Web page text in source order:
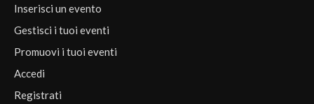
Inserisci un evento
Gestisci i tuoi eventi
Promuovi i tuoi eventi
Accedi
Registrati